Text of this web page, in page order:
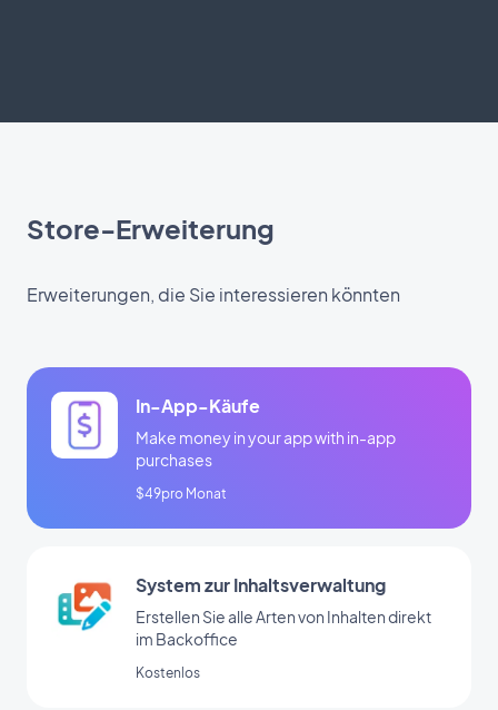
Store-Erweiterung
Erweiterungen, die Sie interessieren könnten
In-App-Käufe
Make money in your app with in-app
purchases
$49pro Monat
System zur Inhaltsverwaltung
Erstellen Sie alle Arten von Inhalten direkt
im Backoffice
Kostenlos